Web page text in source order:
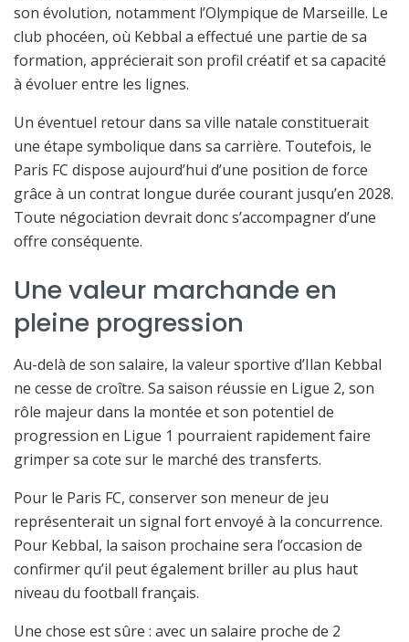
son évolution, notamment l’Olympique de Marseille. Le
club phocéen, où Kebbal a effectué une partie de sa
formation, apprécierait son profil créatif et sa capacité
à évoluer entre les lignes.
Un éventuel retour dans sa ville natale constituerait
une étape symbolique dans sa carrière. Toutefois, le
Paris FC dispose aujourd’hui d’une position de force
grâce à un contrat longue durée courant jusqu’en 2028.
Toute négociation devrait donc s’accompagner d’une
offre conséquente.
Une valeur marchande en
pleine progression
Au-delà de son salaire, la valeur sportive d’Ilan Kebbal
ne cesse de croître. Sa saison réussie en Ligue 2, son
rôle majeur dans la montée et son potentiel de
progression en Ligue 1 pourraient rapidement faire
grimper sa cote sur le marché des transferts.
Pour le Paris FC, conserver son meneur de jeu
représenterait un signal fort envoyé à la concurrence.
Pour Kebbal, la saison prochaine sera l’occasion de
confirmer qu’il peut également briller au plus haut
niveau du football français.
Une chose est sûre : avec un salaire proche de 2